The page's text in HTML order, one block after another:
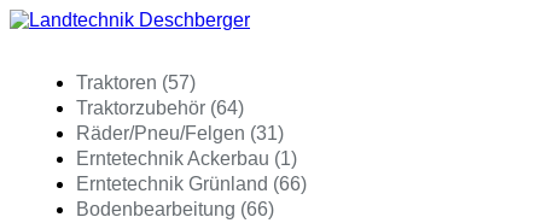
Traktoren (57)
Traktorzubehör (64)
Räder/Pneu/Felgen (31)
Erntetechnik Ackerbau (1)
Erntetechnik Grünland (66)
Bodenbearbeitung (66)